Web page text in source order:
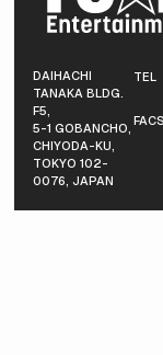
DAIHACHI
TANAKA BLDG.
F5,
5-1 GOBANCHO,
CHIYODA-KU,
TOKYO 102-
0076, JAPAN
TEL